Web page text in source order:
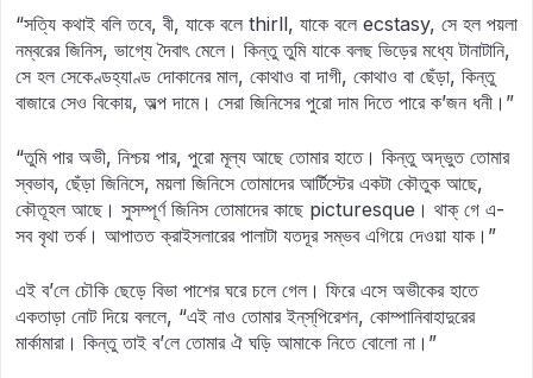
“সত্যি কথাই বলি তবে, বী, যাকে বলে thirll, যাকে বলে ecstasy, সে হল পয়লা
নম্বরের জিনিস, ভাগ্যে দৈবাৎ মেলে। কিন্তু তুমি যাকে বলছ ভিড়ের মধ্যে টানাটানি,
সে হল সেকেণ্ডহ্যাণ্ড দোকানের মাল, কোথাও বা দাগী, কোথাও বা ছেঁড়া, কিন্তু
বাজারে সেও বিকোয়, অল্প দামে। সেরা জিনিসের পুরো দাম দিতে পারে ক’জন ধনী।”
“তুমি পার অভী, নিশ্চয় পার, পুরো মূল্য আছে তোমার হাতে। কিন্তু অদ্ভুত তোমার
স্বভাব, ছেঁড়া জিনিসে, ময়লা জিনিসে তোমাদের আর্টিস্টের একটা কৌতুক আছে,
কৌতূহল আছে। সুসম্পূর্ণ জিনিস তোমাদের কাছে picturesque। থাক্‌ গে এ-
সব বৃথা তর্ক। আপাতত ক্রাইসলারের পালাটা যতদূর সম্ভব এগিয়ে দেওয়া যাক।”
এই ব’লে চৌকি ছেড়ে বিভা পাশের ঘরে চলে গেল। ফিরে এসে অভীকের হাতে
একতাড়া নোট দিয়ে বললে, “এই নাও তোমার ইন্‌‍‍স্‌‌‌‍পিরেশন, কোম্পানিবাহাদুরের
মার্কামারা। কিন্তু তাই ব’লে তোমার ঐ ঘড়ি আমাকে নিতে বোলো না।”